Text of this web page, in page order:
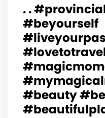
. .
#beyourself
#beauty